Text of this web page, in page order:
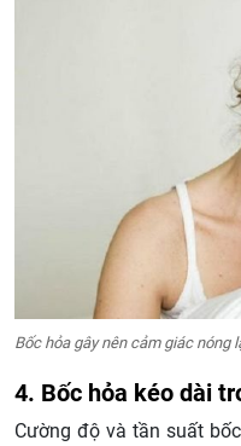
Bốc hỏa gây nên cảm giác nóng
4. Bốc hỏa kéo dài
Cường độ và tần suất